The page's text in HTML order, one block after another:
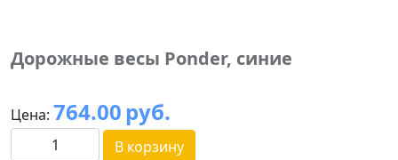
Дорожные весы Ponder, синие
Цена: 764.00 руб.
В корзину